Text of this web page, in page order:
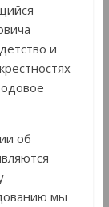
и
–
об
мы